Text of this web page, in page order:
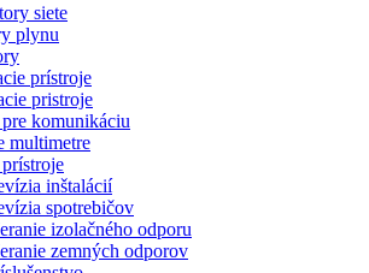
siete
plynu
prístroje
pristroje
komunikáciu
multimetre
inštalácií
spotrebičov
izolačného odporu
zemných odporov